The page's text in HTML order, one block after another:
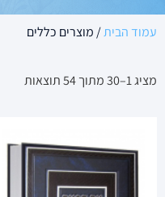
עמוד הבית/ מוצרים כללים
מציג 1–30 מתוך 54 תוצאות